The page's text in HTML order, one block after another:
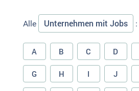
Alle Unternehmen mit Jobs :
A B C D
G H I J